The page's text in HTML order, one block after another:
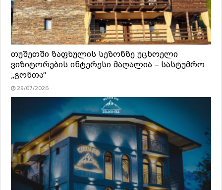
თუშეთში ზაფხულის სეზონზე უცხოელი
ვიზიტორების ინტერესი მაღალია – სასტუმრო
„გონთა“
29/07/2026